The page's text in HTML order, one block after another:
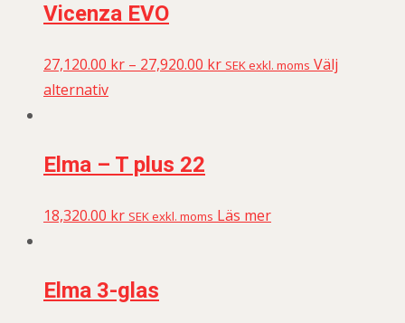
Vicenza EVO
27,120.00 kr – 27,920.00 kr SEK exkl. moms Välj
alternativ
Elma – T plus 22
18,320.00 kr SEK exkl. moms Läs mer
Elma 3-glas